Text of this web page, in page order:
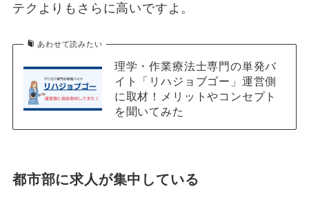
テクよりもさらに高いですよ。
あわせて読みたい
理学・作業療法士専門の単発バ
イト「リハジョブゴー」運営側
に取材！メリットやコンセプト
を聞いてみた
都市部に求人が集中している